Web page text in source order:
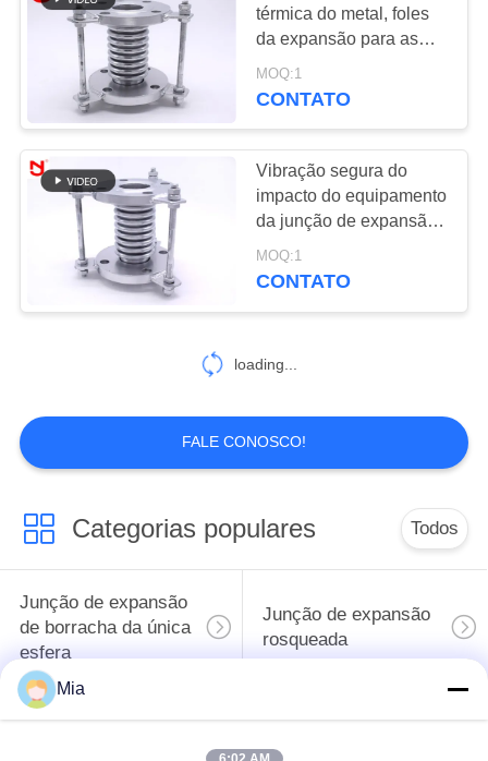
Junções de
expansão de PTFE
tubulação que
43
junção de expansão
do metal
79
térmica do metal, foles
da expansão para as
tubulações grande área
eficaz
MOQ:1
CONTATO
Vibração segura do
impacto do equipamento
da junção de expansão
do metal a baixa
multiplica testavel
MOQ:1
CONTATO
loading...
FALE CONOSCO!
Categorias populares Todos
Junção de expansão
de borracha da única
esfera
Junção de expansão
rosqueada
Junção de expansão
Mia